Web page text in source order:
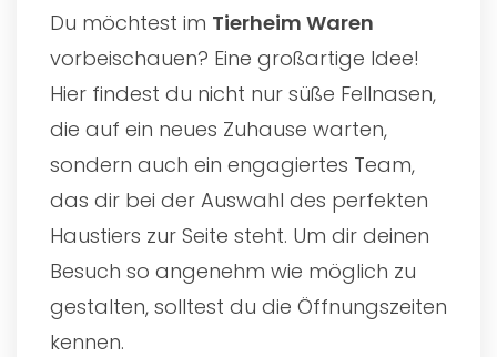
Du möchtest im Tierheim Waren
vorbeischauen? Eine großartige Idee!
Hier findest du nicht nur süße Fellnasen,
die auf ein neues Zuhause warten,
sondern auch ein engagiertes Team,
das dir bei der Auswahl des perfekten
Haustiers zur Seite steht. Um dir deinen
Besuch so angenehm wie möglich zu
gestalten, solltest du die Öffnungszeiten
kennen.